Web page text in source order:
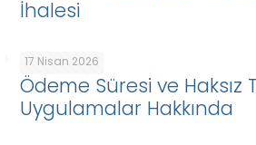
İhalesi
17 Nisan 2026
Ödeme Süresi ve Haksız
Uygulamalar Hakkında